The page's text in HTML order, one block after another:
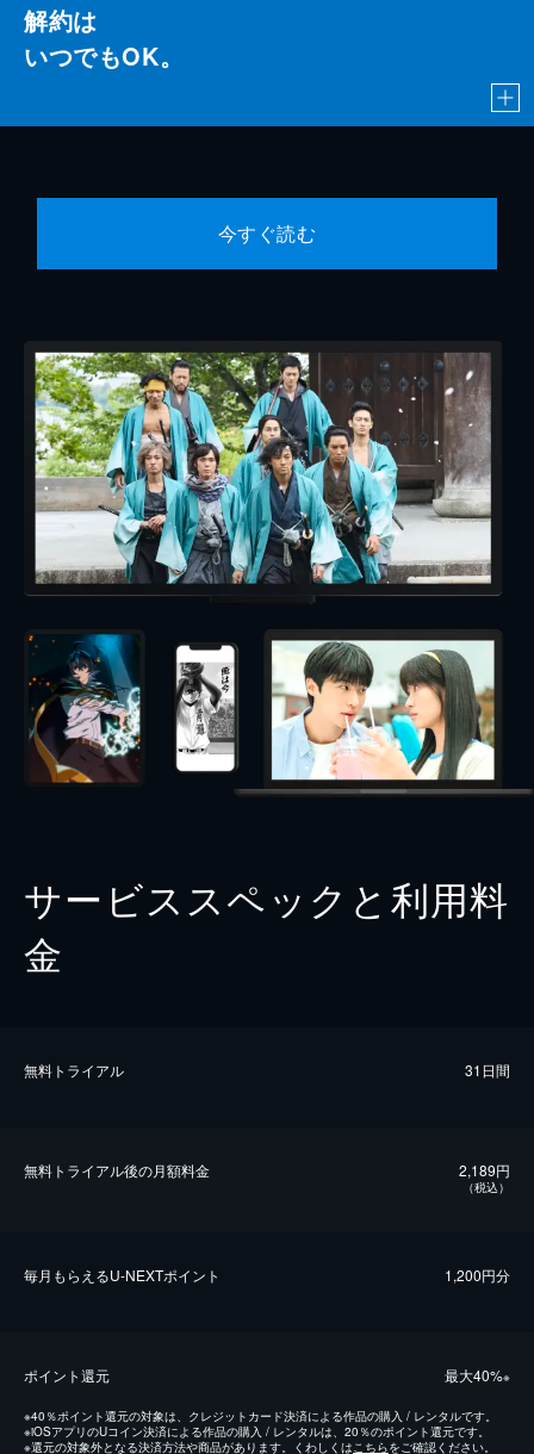
解約は
いつでもOK。
今すぐ読む
サービススペックと利用料
金
無料トライアル 31日間
無料トライアル後の⽉額料金 2,189円
（税込）
毎⽉もらえるU-NEXTポイント 1,200円分
ポイント還元 最⼤40%※
※40％ポイント還元の対象は、クレジットカード決済による作品の購入 / レンタルです。
※iOSアプリのUコイン決済による作品の購入 / レンタルは、20％のポイント還元です。
※還元の対象外となる決済方法や商品があります。くわしくはこちらをご確認ください。